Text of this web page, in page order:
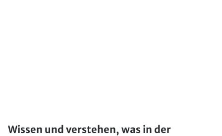
Wissen und verstehen, was in der